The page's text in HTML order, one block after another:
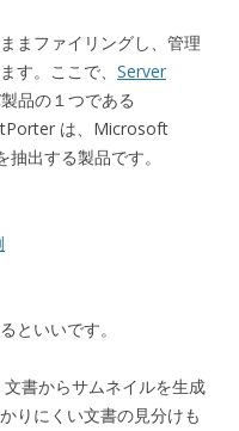
まファイリングし、管理
す。ここで、 Server
品の１つである
は、Microsoft
出する製品です。
といいです。
書からサムネイルを生成
りにくい文書の見分けも